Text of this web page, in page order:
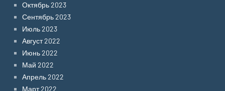
Октябрь 2023
Сентябрь 2023
Июль 2023
Август 2022
Июнь 2022
Май 2022
Апрель 2022
Март 2022